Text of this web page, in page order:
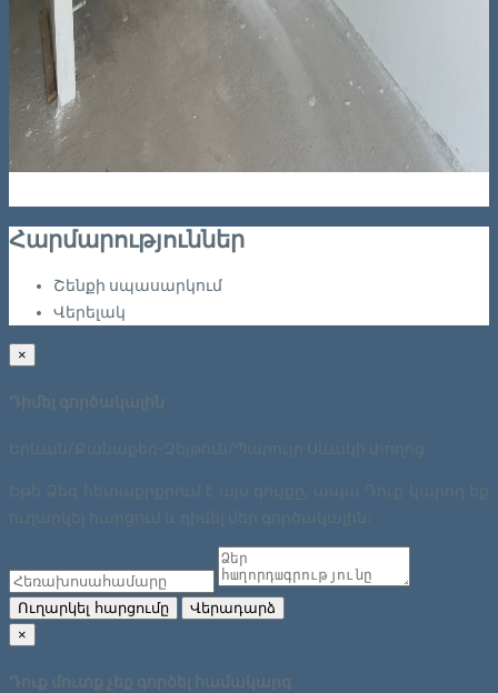
Հարմարություններ
Շենքի սպասարկում
Վերելակ
×
Դիմել գործակալին
Երևան/Քանաքեռ-Զեյթուն/Պարույր Սևակի փողոց
Եթե Ձեզ հետաքրքրում է այս գույքը, ապա Դուք կարող եք
ուղարկել հարցում և դիմել մեր գործակալին։
Ուղարկել հարցումը
Վերադարձ
×
Դուք մուտք չեք գործել համակարգ